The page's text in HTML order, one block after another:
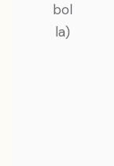
bol
la)